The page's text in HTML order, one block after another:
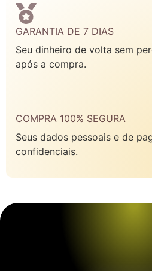
GARANTIA DE 7 DIAS
Seu dinheiro de volta sem
após a compra.
COMPRA 100% SEGURA
Seus dados pessoais e de
confidenciais.